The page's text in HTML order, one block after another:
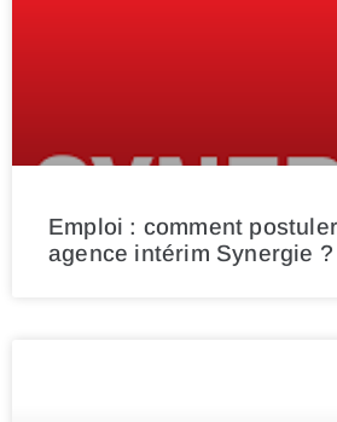
Emploi : comment
agence intérim Synergie ?